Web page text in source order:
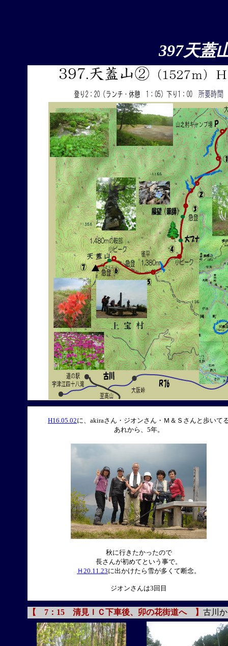
397天蓋
H16.05.02に、akiraさん・ジオンさん・Ｍ＆Ｓさんと歩いて
あれから、5年。
秋に行きたかったので
長さんが初めてという事で。
Ｈ20.11.23に出かけたら雪が多くて断念。
ジオンさんは3回目
【 7：15 清見ＩＣ下車後、卯の花街道へ 】 古川